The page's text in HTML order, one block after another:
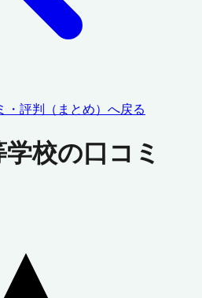
・評判（まとめ）へ戻る
学校の口コミ